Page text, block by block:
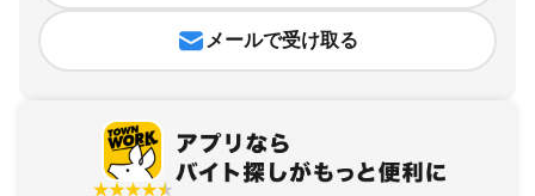
メールで受け取る